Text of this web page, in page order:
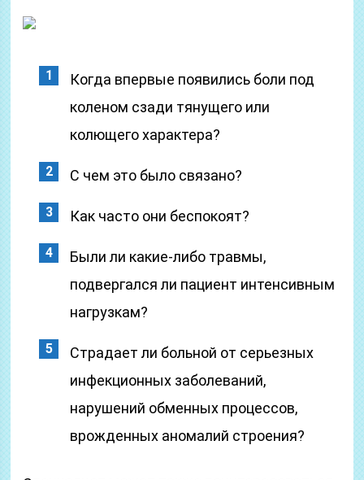
Когда впервые появились боли под
коленом сзади тянущего или
колющего характера?
С чем это было связано?
Как часто они беспокоят?
Были ли какие-либо травмы,
подвергался ли пациент интенсивным
нагрузкам?
Страдает ли больной от серьезных
инфекционных заболеваний,
нарушений обменных процессов,
врожденных аномалий строения?